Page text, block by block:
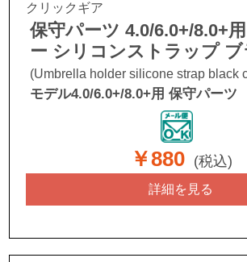
クリックギア
保守パーツ 4.0/6.0+/8.0+
ー シリコンストラップ ブ
(Umbrella holder silicone strap black
モデル4.0/6.0+/8.0+用 保守パーツ
￥880 (税込)
詳細を見る